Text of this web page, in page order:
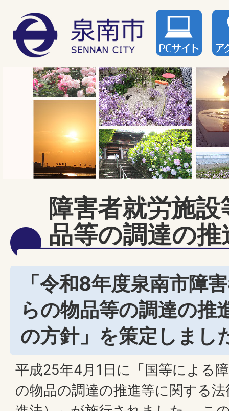
障害者就労施
品等の調達の
「令和8年度泉南市障
らの物品等の調達の推
の方針」を策定しまし
平成25年4月1日に「国等による
の物品の調達の推進等に関する